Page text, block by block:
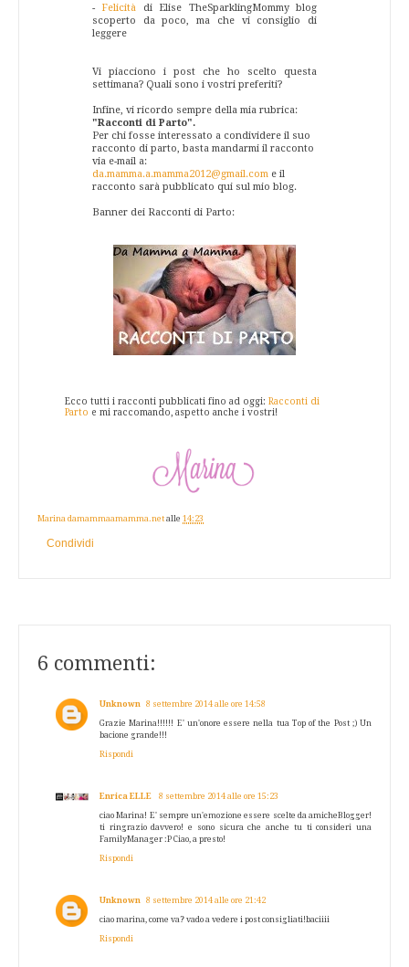
- Felicità di Elise TheSparklingMommy blog
scoperto da poco, ma che vi consiglio di
leggere
Vi piacciono i post che ho scelto questa
settimana? Quali sono i vostri preferiti?
Infine, vi ricordo sempre della mia rubrica:
"Racconti di Parto".
Per chi fosse interessato a condividere il suo
racconto di parto, basta mandarmi il racconto
via e-mail a:
da.mamma.a.mamma2012@gmail.com e il
racconto sarà pubblicato qui sul mio blog.
Banner dei Racconti di Parto:
Ecco tutti i racconti pubblicati fino ad oggi: Racconti di
Parto e mi raccomando, aspetto anche i vostri!
Marina damammaamamma.net alle 14:23
Condividi
6 commenti:
Unknown 8 settembre 2014 alle ore 14:58
Grazie Marina!!!!!! E' un'onore essere nella tua Top of the Post ;) Un
bacione grande!!!
Rispondi
Enrica ELLE 8 settembre 2014 alle ore 15:23
ciao Marina! E' sempre un'emozione essere scelte da amicheBlogger!
ti ringrazio davvero! e sono sicura che anche tu ti consideri una
FamilyManager :P Ciao, a presto!
Rispondi
Unknown 8 settembre 2014 alle ore 21:42
ciao marina, come va? vado a vedere i post consigliati!baciiii
Rispondi